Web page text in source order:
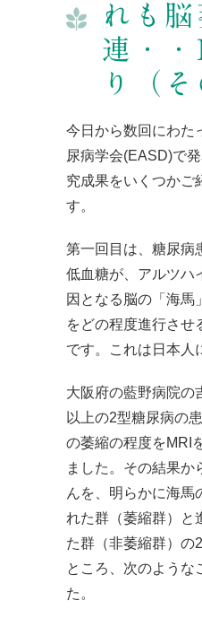
れも
連・
り（そ
今日から数回にわた
尿病学会(EASD)で
究成果をいくつかご
す。
第一回目は、糖尿病
低血糖が、アルツハ
因となる脳の「海馬
をどの程度進行させ
です。これは日本人
大阪府の藍野病院の
以上の2型糖尿病の
の萎縮の程度をMRI
ました。その結果か
んを、明らかに海馬
れた群（萎縮群）と
た群（非萎縮群）の
ところ、次のような
た。